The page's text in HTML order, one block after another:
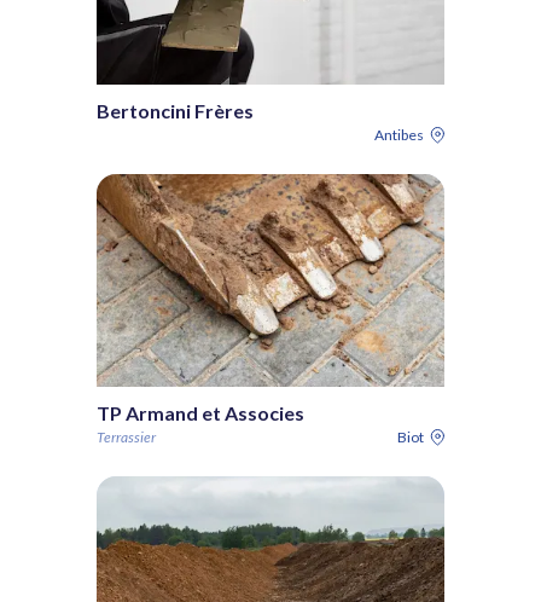
Bertoncini Frères
Antibes
TP Armand et Associes
Terrassier Biot